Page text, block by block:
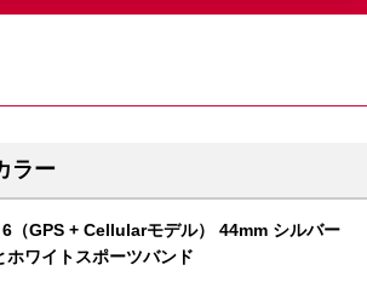
ラー
GPS + Cellularモデル） 44mm シルバー
ホワイトスポーツバンド